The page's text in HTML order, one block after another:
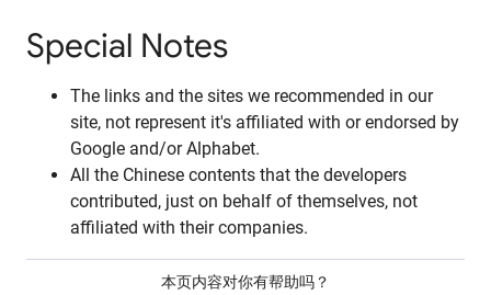
Special Notes
The links and the sites we recommended in our
site, not represent it's affiliated with or endorsed by
Google and/or Alphabet.
All the Chinese contents that the developers
contributed, just on behalf of themselves, not
affiliated with their companies.
本页内容对你有帮助吗？